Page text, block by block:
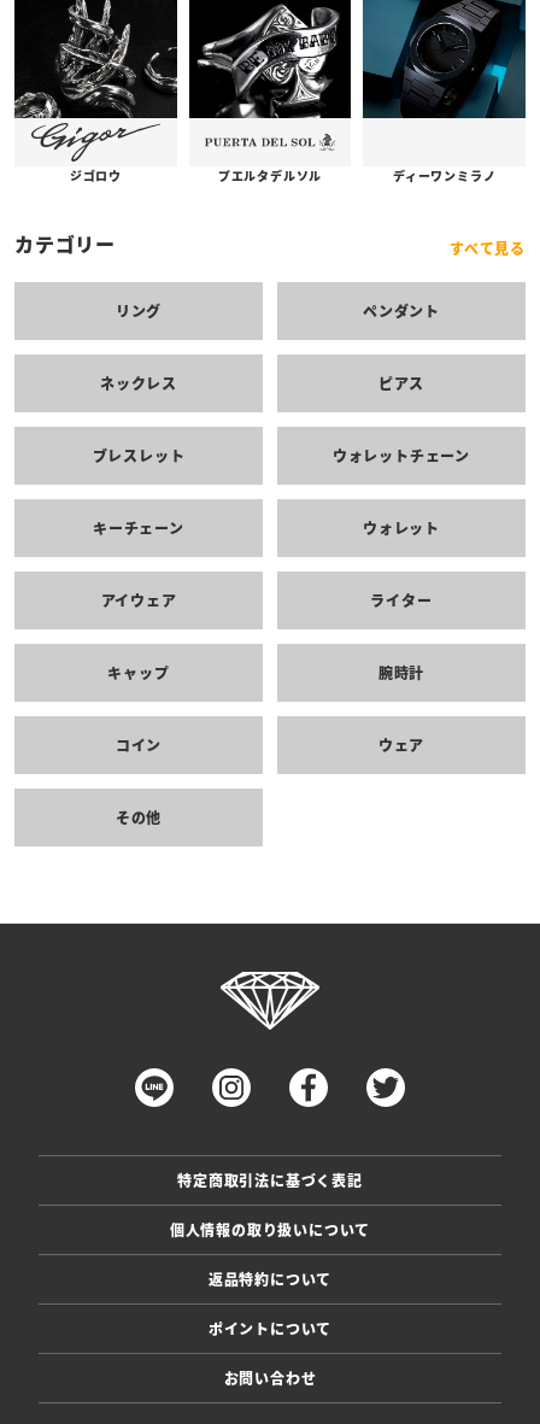
ジゴロウ プエルタデルソル ディーワンミラノ
カテゴリー すべて見る
リング ペンダント
ネックレス ピアス
ブレスレット ウォレットチェーン
キーチェーン ウォレット
アイウェア ライター
キャップ 腕時計
コイン ウェア
その他
特定商取引法に基づく表記
個人情報の取り扱いについて
返品特約について
ポイントについて
お問い合わせ